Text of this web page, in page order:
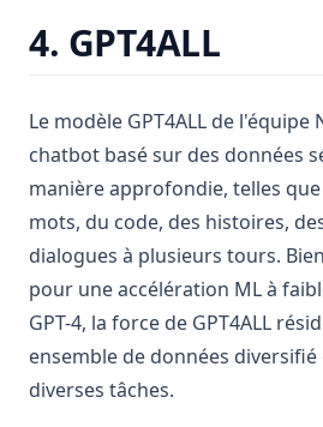
4. GPT4ALL
Le modèle GPT4ALL de l'équipe
chatbot basé sur des données
manière approfondie, telles
mots, du code, des histoires,
dialogues à plusieurs tours.
pour une accélération ML à
GPT-4, la force de GPT4ALL
ensemble de données
diverses tâches.